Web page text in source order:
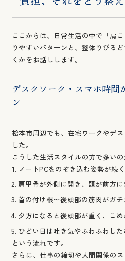
ここからは、日常生活の中で「
りやすいパターンと、整体りびる
くかをお話しします。
デスクワーク・スマホ時間
ン
松本市周辺でも、在宅ワークやデ
した。
こうした生活スタイルの方で多いの
ノートPCをのぞき込む姿勢が続く
肩甲骨が外側に開き、頭が前方
首の付け根〜後頭部の筋肉がガチ
夕方になると後頭部が重く、こ
ひどい日は吐き気やふわふわし
という流れです。
さらに、仕事の締切や人間関係の